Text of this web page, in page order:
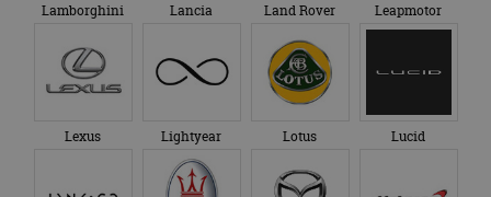
Lamborghini Lancia Land Rover Leapmotor
Lexus Lightyear Lotus Lucid